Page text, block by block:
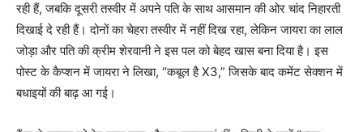
रही हैं, जबकि दूसरी तस्वीर में अपने पति के साथ आसमान की ओर चांद निहारती
दिखाई दे रही हैं। दोनों का चेहरा तस्वीर में नहीं दिख रहा, लेकिन जायरा का लाल
जोड़ा और पति की क्रीम शेरवानी ने इस पल को बेहद खास बना दिया है। इस
पोस्ट के कैप्शन में जायरा ने लिखा, “कबूल है X3,” जिसके बाद कमेंट सेक्शन में
बधाइयों की बाढ़ आ गई।